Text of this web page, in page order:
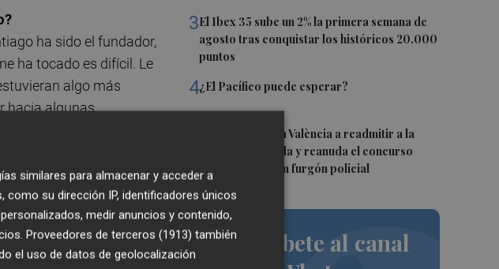
3El Ibex 35 sube un 2% la primera semana de
agosto tras conquistar los históricos 20.000
puntos
4¿El Pacífico puede esperar?
El TARC obliga a València a readmitir a la
empresa excluida y reanuda el concurso
para comprar un furgón policial
Suscríbete al canal
ha sido el fundador,
ha tocado es difícil. Le
algo más
hacia algunas
deben venir como
de los Nobel,
similares para almacenar y acceder a
su dirección IP, identificadores únicos
medir anuncios y contenido,
Proveedores de terceros (1913) también
el uso de datos de geolocalización